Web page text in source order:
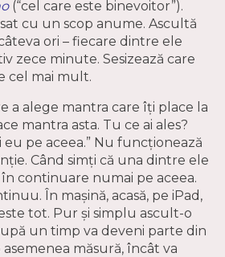
(“cel care este binevoitor”).
cu un scop anume. Ascultă
ori – fiecare dintre ele
zece minute. Sesizează care
cel mai mult.
a alege mantra care îţi place la
mantra asta. Tu ce ai ales?
eu pe aceea.” Nu funcţionează
Când simţi că una dintre ele
continuare numai pe aceea.
În maşină, acasă, pe iPad,
tot. Pur şi simplu ascult-o
un timp va deveni parte din
măsură, încât va